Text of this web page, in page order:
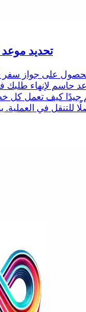
تحديد موعد
حاسم لإنهاء طلبك
جيدًا كيف تعمل كل
للتنقل في